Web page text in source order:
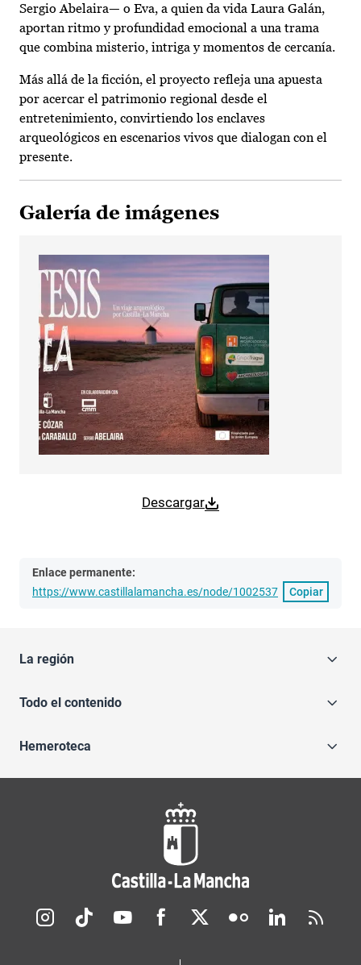
Sergio Abelaira— o Eva, a quien da vida Laura Galán,
aportan ritmo y profundidad emocional a una trama
que combina misterio, intriga y momentos de cercanía.
Más allá de la ficción, el proyecto refleja una apuesta
por acercar el patrimonio regional desde el
entretenimiento, convirtiendo los enclaves
arqueológicos en escenarios vivos que dialogan con el
presente.
Galería de imágenes
Descargar
Enlace permanente:
https://www.castillalamancha.es/node/1002537
Copiar
La región
Todo el contenido
Hemeroteca
Redes sociales JCCM